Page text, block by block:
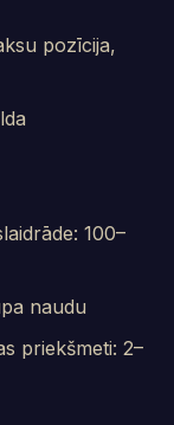
pozīcija,
100–
naudu
priekšmeti: 2–